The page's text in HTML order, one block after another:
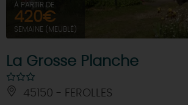
À PARTIR DE
420€
SEMAINE (MEUBLÉ)
La Grosse Planche
45150 - FEROLLES